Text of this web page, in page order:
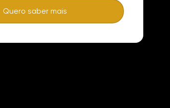
Quero saber mais